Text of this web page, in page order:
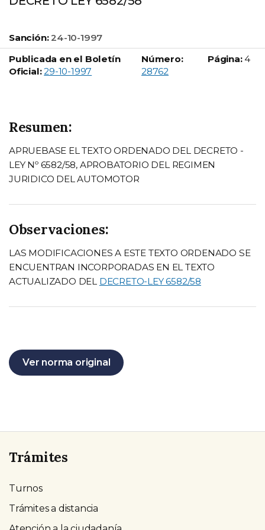
Sanción: 24-10-1997
Publicada en el Boletín
Oficial: 29-10-1997
Número:
Boletín Oficial número:
28762
Página: 4
Resumen:
APRUEBASE EL TEXTO ORDENADO DEL DECRETO -
LEY Nº 6582/58, APROBATORIO DEL REGIMEN
JURIDICO DEL AUTOMOTOR
Observaciones:
LAS MODIFICACIONES A ESTE TEXTO ORDENADO SE
ENCUENTRAN INCORPORADAS EN EL TEXTO
ACTUALIZADO DEL DECRETO-LEY 6582/58
Ver norma original
Trámites
Turnos
Trámites a distancia